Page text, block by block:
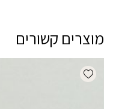
מוצרים קשורים
Add wishlist